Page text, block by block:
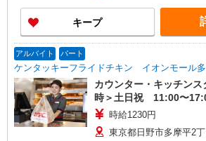
キープ
アルバイト パート
ケンタッキーフライドチキン イオンモール
カウンター・キッチンス
時＞土日祝 11:00〜
時給1230円
東京都日野市多摩平2